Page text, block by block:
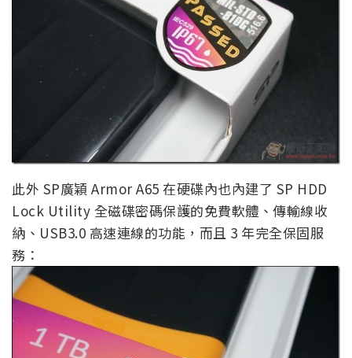
此外 SP廣穎 Armor A65 在硬碟內也內建了 SP HDD
Lock Utility 全磁碟密碼保護的免費軟體、傳輸線收
納、USB3.0 高速連線的功能，而且 3 年完全保固服
務：